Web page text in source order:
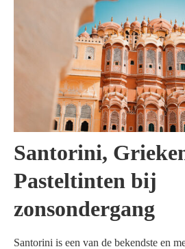
Santorini,
Pasteltinten bij
zonsondergang
Santorini is een van de bekendste en